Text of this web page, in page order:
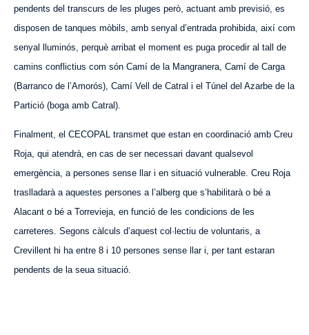
pendents del transcurs de les pluges però, actuant amb previsió, es
disposen de tanques mòbils, amb senyal d’entrada prohibida, així com
senyal lluminós, perquè arribat el moment es puga procedir al tall de
camins conflictius com són Camí de la Mangranera, Camí de Carga
(Barranco de l’Amorós), Camí Vell de Catral i el Túnel del Azarbe de la
Partició (boga amb Catral).
Finalment, el CECOPAL transmet que estan en coordinació amb Creu
Roja, qui atendrà, en cas de ser necessari davant qualsevol
emergència, a persones sense llar i en situació vulnerable. Creu Roja
traslladarà a aquestes persones a l’alberg que s’habilitarà o bé a
Alacant o bé a Torrevieja, en funció de les condicions de les
carreteres. Segons càlculs d’aquest col·lectiu de voluntaris, a
Crevillent hi ha entre 8 i 10 persones sense llar i, per tant estaran
pendents de la seua situació.